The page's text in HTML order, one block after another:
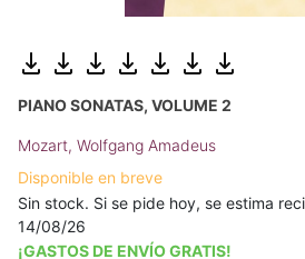
PIANO SONATAS, VOLUME 2
Mozart, Wolfgang Amadeus
Disponible en breve
Sin stock. Si se pide hoy, se estima
14/08/26
¡GASTOS DE ENVÍO GRATIS!